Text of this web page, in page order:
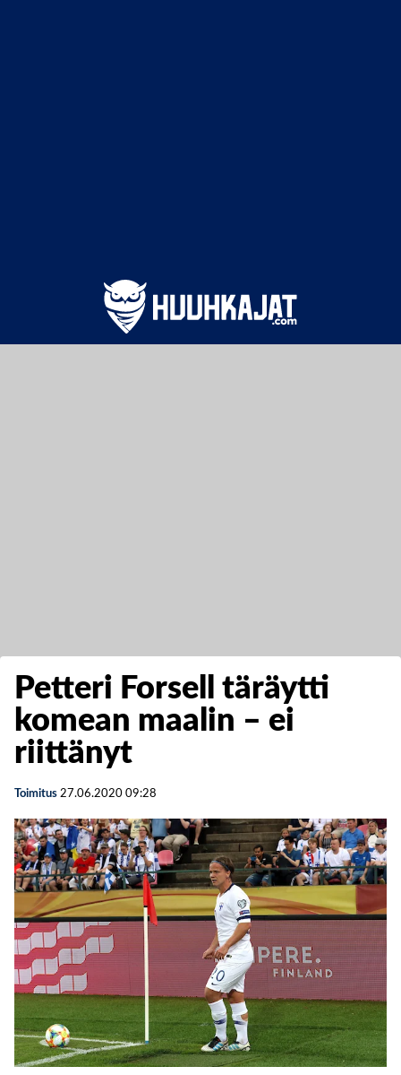
Petteri Forsell täräytti
komean maalin – ei
riittänyt
Toimitus 27.06.2020 09:28